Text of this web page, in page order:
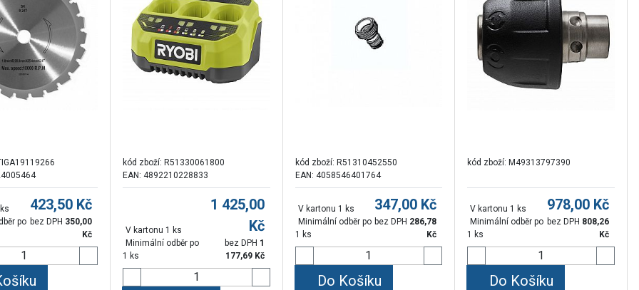
po
423,50 Kč
bez DPH 350,00
Kč
kód zboží: R51330061800
EAN: 4892210228833
V kartonu 1 ks
Minimální odběr po
1 ks
1 425,00
Kč
bez DPH 1
177,69Kč
kód zboží: R51310452550
EAN: 4058546401764
V kartonu 1 ks
Minimální odběr po
1 ks
347,00 Kč
bez DPH 286,78
Kč
Do Košíku
kód zboží: M49313797390
V kartonu 1 ks
Minimální odběr po
1 ks
978,00 Kč
bez DPH 808,26
Kč
Do Košíku